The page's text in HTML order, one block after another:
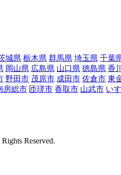
城県 栃木県 群馬県 埼玉県 千葉
岡山県 広島県 山口県 徳島県 香
野田市 茂原市 成田市 佐倉市 東
房総市 匝瑳市 香取市 山武市 い
Reserved.